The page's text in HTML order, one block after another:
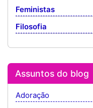
Feministas
Filosofia
Assuntos do blog
Adoração